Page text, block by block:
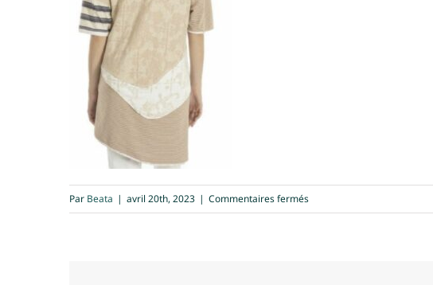
Par Beata | avril 20th, 2023 | Commentaires ferméssur
Tunique